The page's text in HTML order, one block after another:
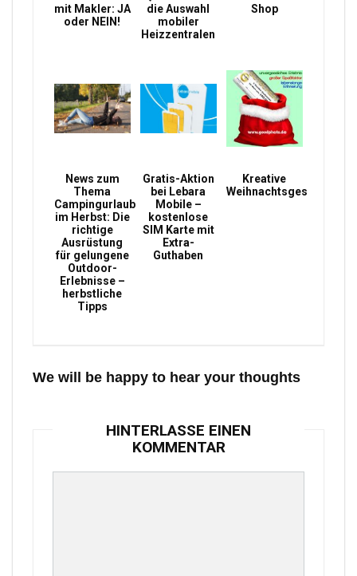
mit Makler: JA
oder NEIN!
die Auswahl
mobiler
Heizzentralen
Shop
News zum
Thema
Campingurlaub
im Herbst: Die
richtige
Ausrüstung
für gelungene
Outdoor-
Erlebnisse –
herbstliche
Tipps
Gratis-Aktion
bei Lebara
Mobile –
kostenlose
SIM Karte mit
Extra-
Guthaben
Kreative
Weihnachtsgeschenke
We will be happy to hear your thoughts
HINTERLASSE EINEN
KOMMENTAR